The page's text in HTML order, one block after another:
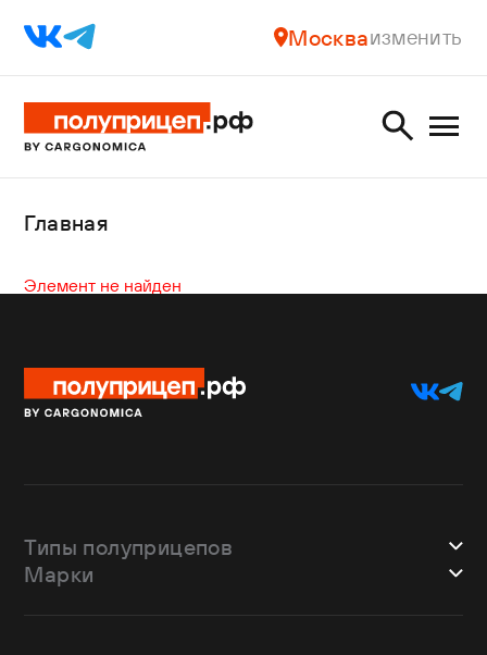
Москваизменить
Главная
Элемент не найден
Типы полуприцепов
Шторные
Марки